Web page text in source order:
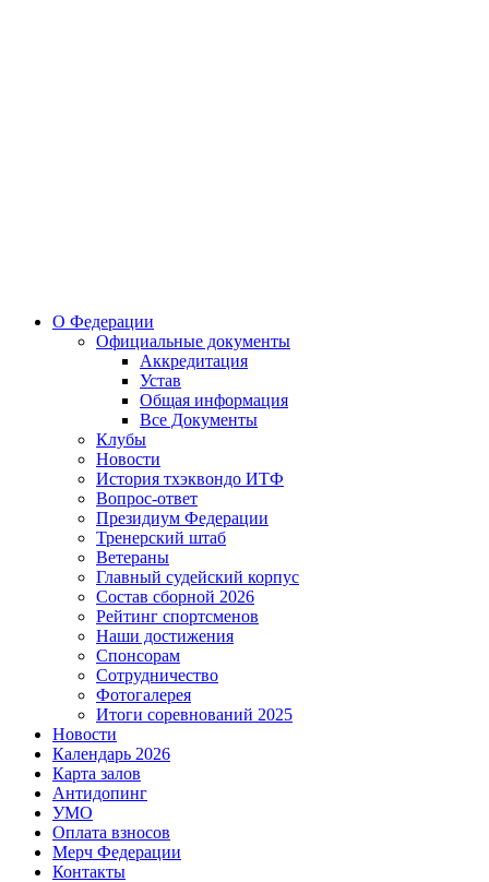
О Федерации
Официальные документы
Аккредитация
Устав
Общая информация
Все Документы
Клубы
Новости
История тхэквондо ИТФ
Вопрос-ответ
Президиум Федерации
Тренерский штаб
Ветераны
Главный судейский корпус
Состав сборной 2026
Рейтинг спортсменов
Наши достижения
Спонсорам
Сотрудничество
Фотогалерея
Итоги соревнований 2025
Новости
Календарь 2026
Карта залов
Антидопинг
УМО
Оплата взносов
Мерч Федерации
Контакты